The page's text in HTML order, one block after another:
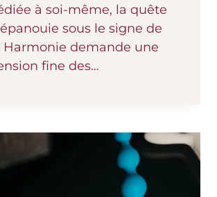
à soi-même, la quête
sous le signe de
Harmonie demande une
fine des…